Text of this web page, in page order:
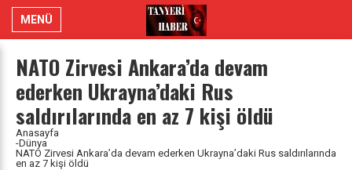
MENÜ
NATO Zirvesi Ankara’da devam
ederken Ukrayna’daki Rus
saldırılarında en az 7 kişi öldü
Anasayfa
-Dünya
NATO Zirvesi Ankara’da devam ederken Ukrayna’daki Rus saldırılarında
en az 7 kişi öldü